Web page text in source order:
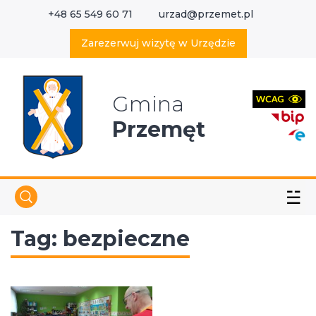
+48 65 549 60 71 urzad@przemet.pl
Zarezerwuj wizytę w Urzędzie
Gmina
Przemęt
☱
Tag: bezpieczne
Wyszukaj w serwisie